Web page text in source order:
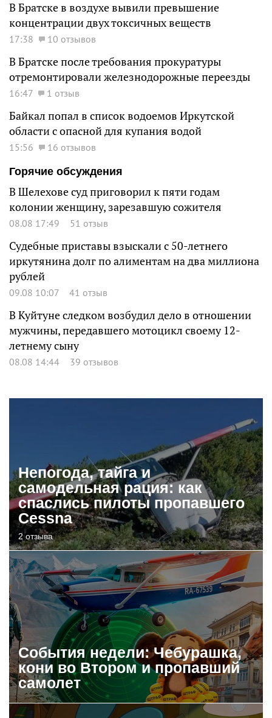
В Братске в воздухе вывили превышение
концентрации двух токсичных веществ
17:38 10 отзывов
В Братске после требования прокуратуры
отремонтировали железнодорожные переезды
16:47 1 отзыв
Байкал попал в список водоемов Иркутской
области с опасной для купания водой
15:56
16 отзывов
Горячие обсуждения
В Шелехове суд приговорил к пяти годам
колонии женщину, зарезавшую сожителя
08.08 17:49 51 отзыв
Судебные приставы взыскали с 50-летнего
иркутянина долг по алиментам на два миллиона
рублей
09.08 10:07 41 отзыв
В Куйтуне следком возбудил дело в отношении
мужчины, передавшего мотоцикл своему 12-
летнему сыну
08.08 14:44 39 отзывов
Непогода, тайга и
самодельная рация: как
спаслись пилоты пропавшего
Cessna
2 отзыва
События недели: Чебурашка,
кони во Втором и пропавший
самолет